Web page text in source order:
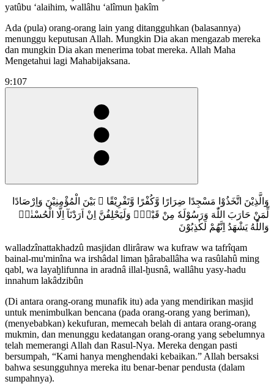
yatûbu ‘alaihim, wallâhu ‘alîmun ḫakîm
Ada (pula) orang-orang lain yang ditangguhkan (balasannya)
menunggu keputusan Allah. Mungkin Dia akan mengazab mereka
dan mungkin Dia akan menerima tobat mereka. Allah Maha
Mengetahui lagi Mahabijaksana.
9:107
وَالَّذِيْنَ اتَّخَذُوْا مَسْجِدًا ضِرَارًا وَّكُفْرًا وَّتَفْرِيْقًا ۢ بَيْنَ الْمُؤْمِنِيْنَ وَاِرْصَادًا
لِّمَنْ حَارَبَ اللّٰهَ وَرَسُوْلَهٗ مِنْ قَبْلُۗ وَلَيَحْلِفُنَّ اِنْ اَرَدْنَآ اِلَّا الْحُسْنٰىۗ
وَاللّٰهُ يَشْهَدُ اِنَّهُمْ لَكٰذِبُوْنَ
walladzînattakhadzû masjidan dlirâraw wa kufraw wa tafrîqam
bainal-mu'minîna wa irshâdal liman ḫâraballâha wa rasûlahû ming
qabl, wa layaḫlifunna in aradnâ illal-ḫusnâ, wallâhu yasy-hadu
innahum lakâdzibûn
(Di antara orang-orang munafik itu) ada yang mendirikan masjid
untuk menimbulkan bencana (pada orang-orang yang beriman),
(menyebabkan) kekufuran, memecah belah di antara orang-orang
mukmin, dan menunggu kedatangan orang-orang yang sebelumnya
telah memerangi Allah dan Rasul-Nya. Mereka dengan pasti
bersumpah, “Kami hanya menghendaki kebaikan.” Allah bersaksi
bahwa sesungguhnya mereka itu benar-benar pendusta (dalam
sumpahnya).